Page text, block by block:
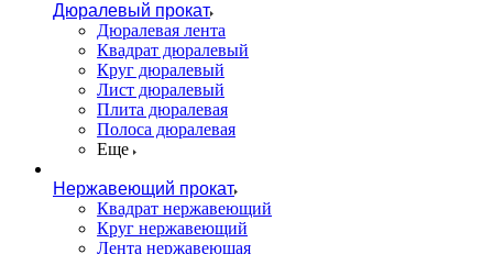
Дюралевый прокат
Дюралевая лента
Квадрат дюралевый
Круг дюралевый
Лист дюралевый
Плита дюралевая
Полоса дюралевая
Еще
Нержавеющий прокат
Квадрат нержавеющий
Круг нержавеющий
Лента нержавеющая